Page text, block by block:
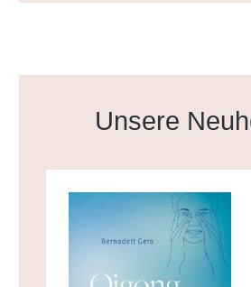
Produktgalerie überspringen
Unsere